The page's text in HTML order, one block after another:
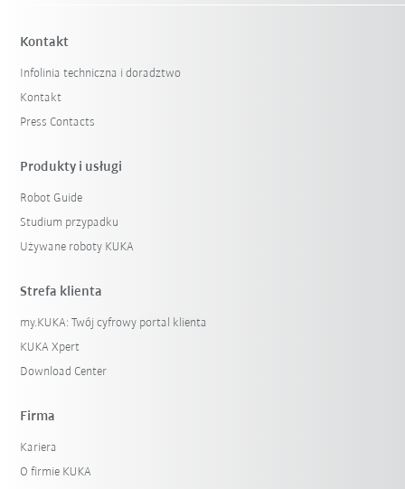
Kontakt
Infolinia techniczna i doradztwo
Kontakt
Press Contacts
Produkty i usługi
Robot Guide
Studium przypadku
Używane roboty KUKA
Strefa klienta
my.KUKA: Twój cyfrowy portal klienta
KUKA Xpert
Download Center
Firma
Kariera
O firmie KUKA